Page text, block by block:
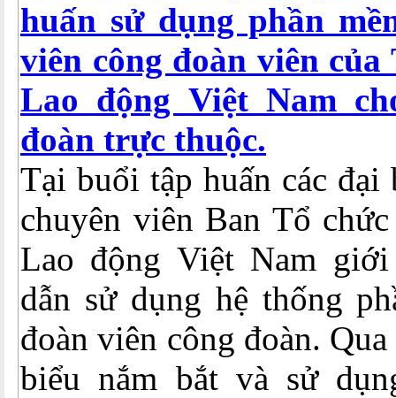
huấn sử dụng phần
viên công đoàn viên
Lao động Việt Nam
đoàn trực thuộc.
Tại buổi tập huấn các đại
chuyên viên Ban Tổ
Lao động Việt Nam
dẫn sử dụng hệ thống
đoàn viên công đoàn.
biểu nắm bắt và sử